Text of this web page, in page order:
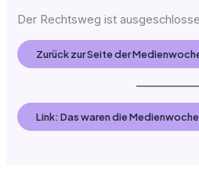
Der Rechts­weg ist
Zurück zur Sei­te der
Link: Das waren die